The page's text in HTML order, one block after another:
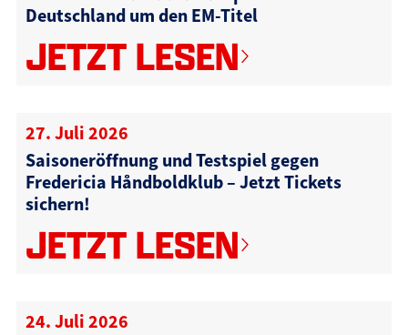
Deutschland um den EM-Titel
JETZT LESEN
27. Juli 2026
Saisoneröffnung und Testspiel gegen
Fredericia Håndboldklub – Jetzt Tickets
sichern!
JETZT LESEN
24. Juli 2026